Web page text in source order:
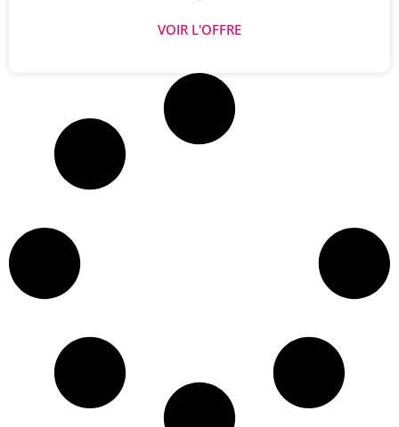
VOIR L'OFFRE